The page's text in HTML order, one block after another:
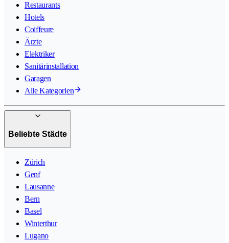
Restaurants
Hotels
Coiffeure
Ärzte
Elektriker
Sanitärinstallation
Garagen
Alle Kategorien
Beliebte Städte
Zürich
Genf
Lausanne
Bern
Basel
Winterthur
Lugano